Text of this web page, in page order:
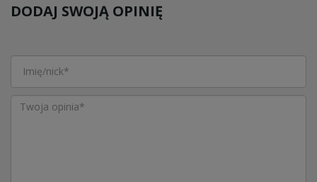
DODAJ SWOJĄ OPINIĘ